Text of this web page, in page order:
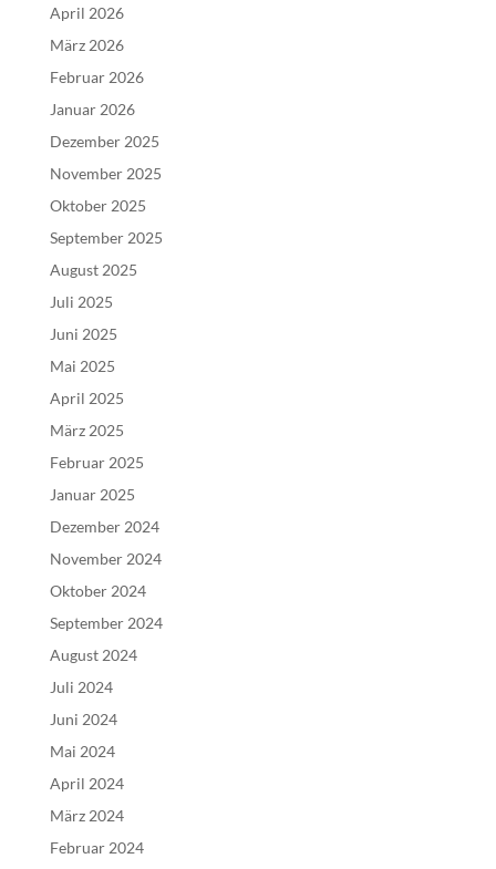
April 2026
März 2026
Februar 2026
Januar 2026
Dezember 2025
November 2025
Oktober 2025
September 2025
August 2025
Juli 2025
Juni 2025
Mai 2025
April 2025
März 2025
Februar 2025
Januar 2025
Dezember 2024
November 2024
Oktober 2024
September 2024
August 2024
Juli 2024
Juni 2024
Mai 2024
April 2024
März 2024
Februar 2024